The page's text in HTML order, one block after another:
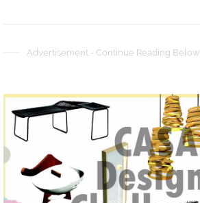
Advertisement - Continue Reading Below